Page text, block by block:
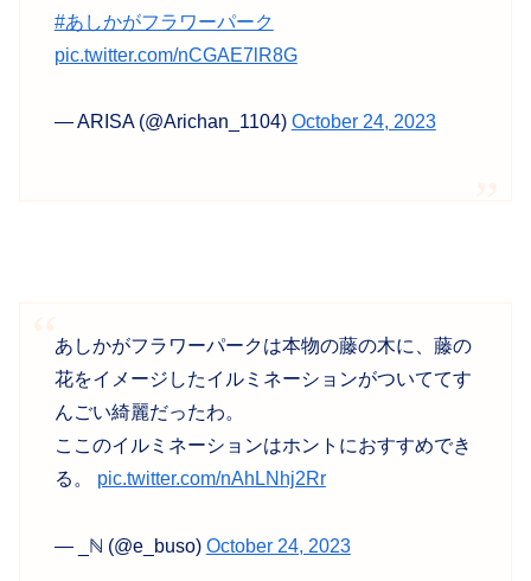
#あしかがフラワーパーク
pic.twitter.com/nCGAE7lR8G
— ARISA (@Arichan_1104) October 24, 2023
あしかがフラワーパークは本物の藤の木に、藤の
花をイメージしたイルミネーションがついててす
んごい綺麗だったわ。
ここのイルミネーションはホントにおすすめでき
る。 pic.twitter.com/nAhLNhj2Rr
— _ℕ (@e_buso) October 24, 2023